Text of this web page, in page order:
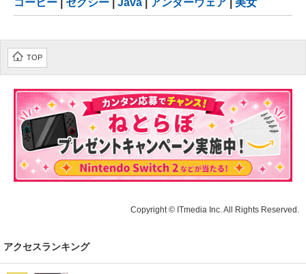
コーヒー セクシー Java アンダーウェア 美女
TOP
Copyright © ITmedia Inc. All Rights Reserved.
アクセスランキング